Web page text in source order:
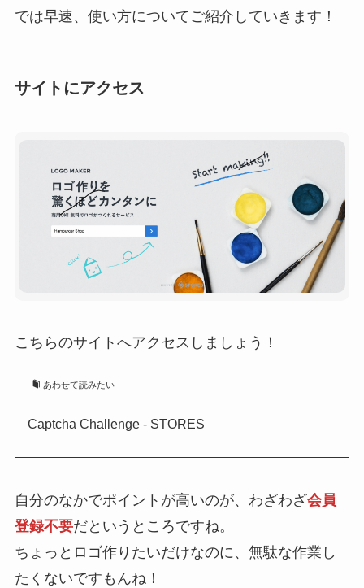
では早速、使い方についてご紹介していきます！
サイトにアクセス
こちらのサイトへアクセスしましょう！
あわせて読みたい
Captcha Challenge - STORES
自分のなかでポイントが高いのが、わざわざ会員
登録不要だというところですね。
ちょっとロゴ作りたいだけなのに、無駄な作業し
たくないですもんね！